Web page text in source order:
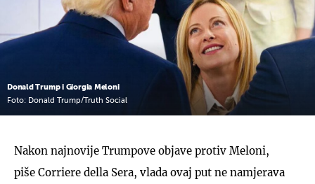
Donald Trump i Giorgia Meloni
Foto: Donald Trump/Truth Social
Nakon najnovije Trumpove objave protiv Meloni,
piše Corriere della Sera, vlada ovaj put ne namjerava